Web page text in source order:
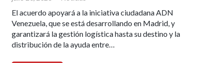
El acuerdo apoyará a la iniciativa ciudadana ADN
Venezuela, que se está desarrollando en Madrid, y
garantizará la gestión logística hasta su destino y la
distribución de la ayuda entre…